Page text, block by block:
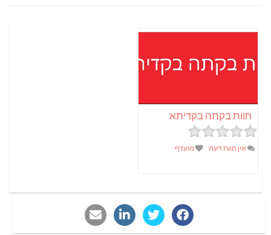
חוות בקתה בקדיתא
אין חוות דעת מועדף